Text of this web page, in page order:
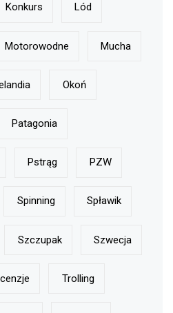
Konkurs Lód
Motorowodne Mucha
Okoń
Patagonia
Pstrąg PZW
Spinning Spławik
Szczupak Szwecja
Trolling